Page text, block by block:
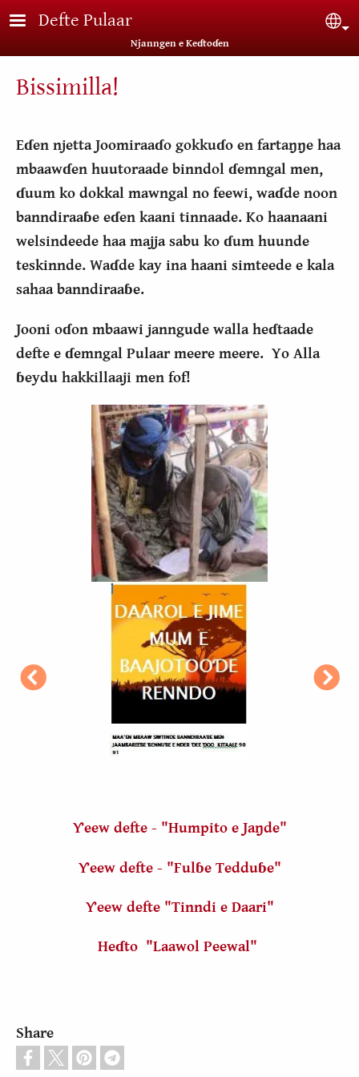
Skip to main content
Defte Pulaar
Njanngen e Keɗtoɗen
Bissimilla!
Eɗen njetta Joomiraaɗo gokkuɗo en fartaŋŋe haa
mbaawɗen huutoraade binndol ɗemngal men,
ɗuum ko dokkal mawngal no feewi, waɗde noon
banndiraaɓe eɗen kaani tinnaade. Ko haanaani
welsindeede haa majja sabu ko ɗum huunde
teskinnde. Waɗde kay ina haani simteede e kala
sahaa banndiraaɓe.
Jooni oɗon mbaawi janngude walla heɗtaade
defte e ɗemngal Pulaar meere meere. Yo Alla
ɓeydu hakkillaaji men fof!
Ƴeew defte - "Humpito e Jaŋde"
Ƴeew defte - "Fulɓe Tedduɓe"
Ƴeew defte "Tinndi e Daari"
Heɗto "Laawol Peewal"
Share